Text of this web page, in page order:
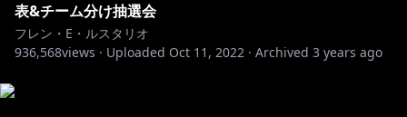
表&チーム分け抽選会
フレン・E・ルスタリオ
936,568views · Uploaded Oct 11, 2022 · Archived 3 years ago